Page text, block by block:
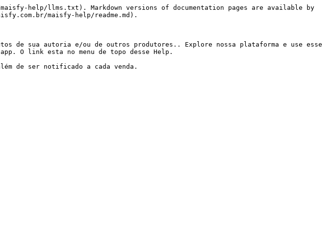
help/llms.txt). Markdown versions of documentation pages are available by
maisfy-help/readme.md).
de sua autoria e/ou de outros produtores.. Explore nossa plataforma e use esse
O link esta no menu de topo desse Help.
de ser notificado a cada venda.